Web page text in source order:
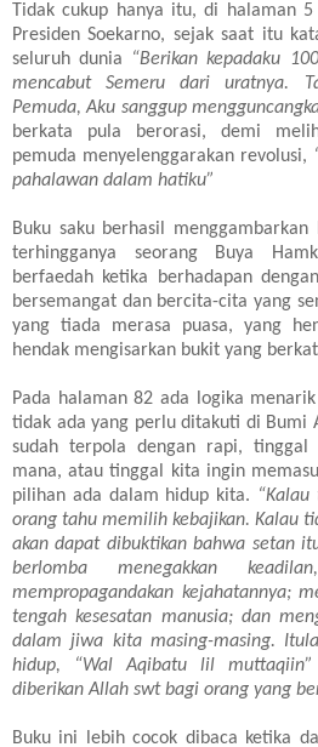
Tidak cukup hanya itu, di halaman
Presiden Soekarno, sejak saat itu
seluruh dunia
“Berikan kepadaku
mencabut Semeru dari uratnya.
Pemuda, Aku sanggup
berkata pula berorasi, demi
pemuda menyelenggarakan revolusi,
pahalawan dalam hatiku”
Buku saku berhasil
terhingganya seorang Buya
berfaedah ketika berhadapan
bersemangat dan bercita-cita yang
yang tiada merasa puasa, yang
hendak mengisarkan bukit yang
Pada halaman 82 ada logika
tidak ada yang perlu ditakuti di Bumi
sudah terpola dengan rapi,
mana, atau tinggal kita ingin
pilihan ada dalam hidup kita.
orang tahu memilih kebajikan. Kalau
akan dapat dibuktikan bahwa setan
berlomba menegakkan
mempropagandakan kejahatannya;
tengah kesesatan manusia; dan
dalam jiwa kita masing-masing.
hidup, “Wal Aqibatu lil muttaqiin”
diberikan Allah swt bagi orang yang
Buku ini lebih cocok dibaca ketika